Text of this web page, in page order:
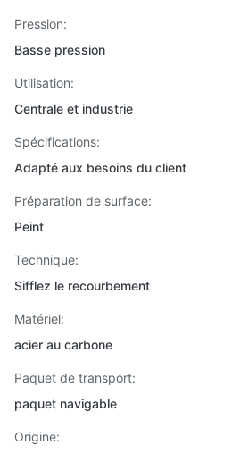
Pression:
Basse pression
Utilisation:
Centrale et industrie
Spécifications:
Adapté aux besoins du client
Préparation de surface:
Peint
Technique:
Sifflez le recourbement
Matériel:
acier au carbone
Paquet de transport:
paquet navigable
Origine: